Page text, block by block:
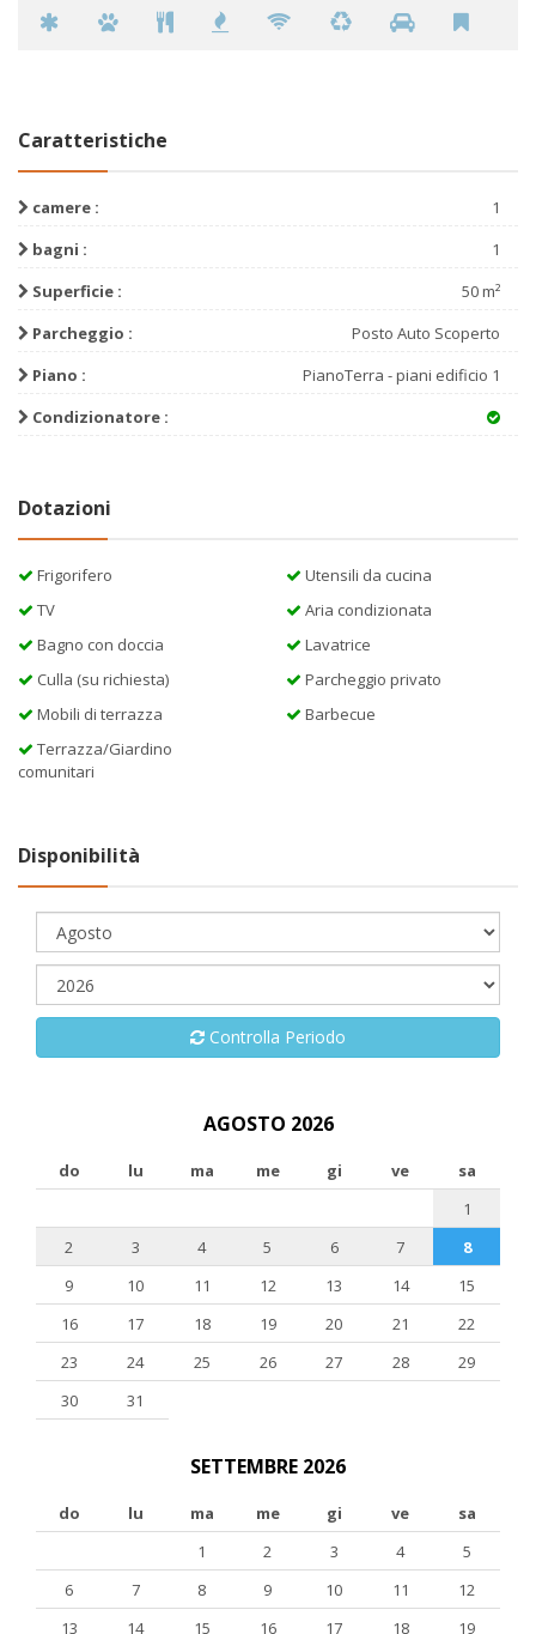
Caratteristiche
camere :
1
bagni :
1
Superficie :
50 m²
Parcheggio :
Posto Auto Scoperto
Piano :
PianoTerra - piani edificio 1
Condizionatore :
Dotazioni
Frigorifero
Utensili da cucina
TV
Aria condizionata
Bagno con doccia
Lavatrice
Culla (su richiesta)
Parcheggio privato
Mobili di terrazza
Barbecue
Terrazza/Giardino
comunitari
Disponibilità
Controlla Periodo
AGOSTO 2026
do lu ma me gi ve
sa
1
2
3 4 5 6 7
8
9
10 11 12 13 14
15
16
17 18 19 20 21
22
23
24 25 26 27 28
29
30
31
SETTEMBRE 2026
do lu ma me gi ve
sa
1
2 3 4
5
6
7 8 9 10 11
12
13
14 15 16 17 18 19